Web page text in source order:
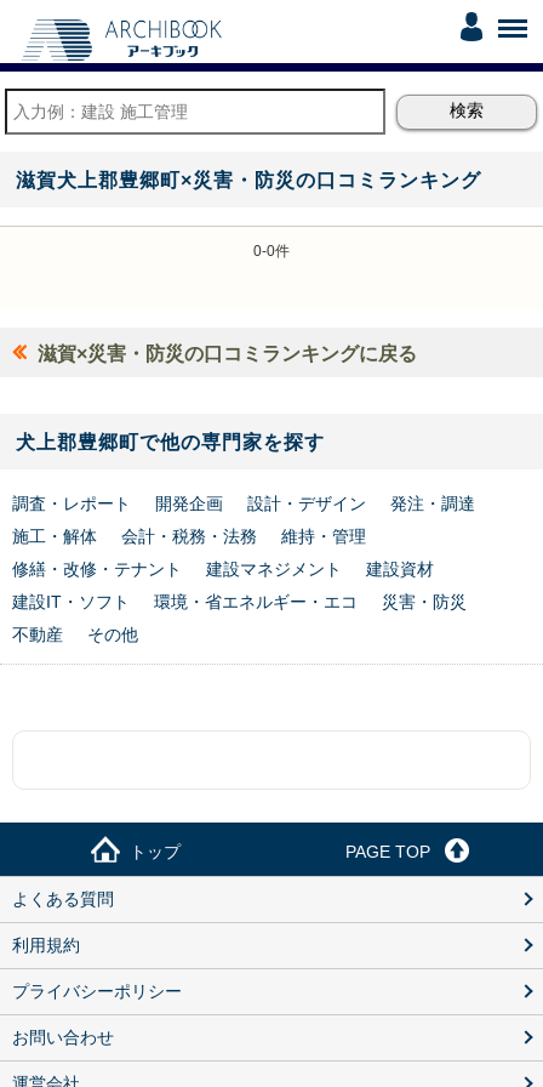
滋賀犬上郡豊郷町×災害・防災の口コミランキング
0-0件
滋賀×災害・防災の口コミランキングに戻る
犬上郡豊郷町で他の専門家を探す
調査・レポート 開発企画 設計・デザイン
発注・調達
施工・解体
会計・税務・法務
維持・管理
修繕・改修・テナント
建設マネジメント
建設資材
建設IT・ソフト
環境・省エネルギー・エコ
災害・防災
不動産
その他
トップ PAGE TOP
よくある質問
利用規約
プライバシーポリシー
お問い合わせ
運営会社